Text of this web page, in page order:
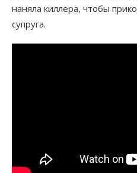
наняла киллера, чтобы
супруга.